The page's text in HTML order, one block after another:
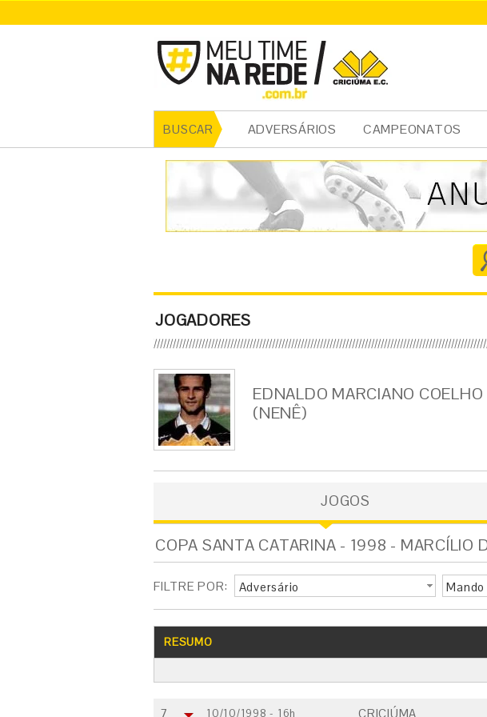
BUSCAR ADVERSÁRIOS CAMPEONATOS
JOGADORES
EDNALDO MARCIANO COELHO
(NENÊ)
JOGOS
COPA SANTA CATARINA - 1998 - MARCÍLIO
FILTRE POR: Adversário Mando
RESUMO
7 10/10/1998 - 16h CRICIÚMA